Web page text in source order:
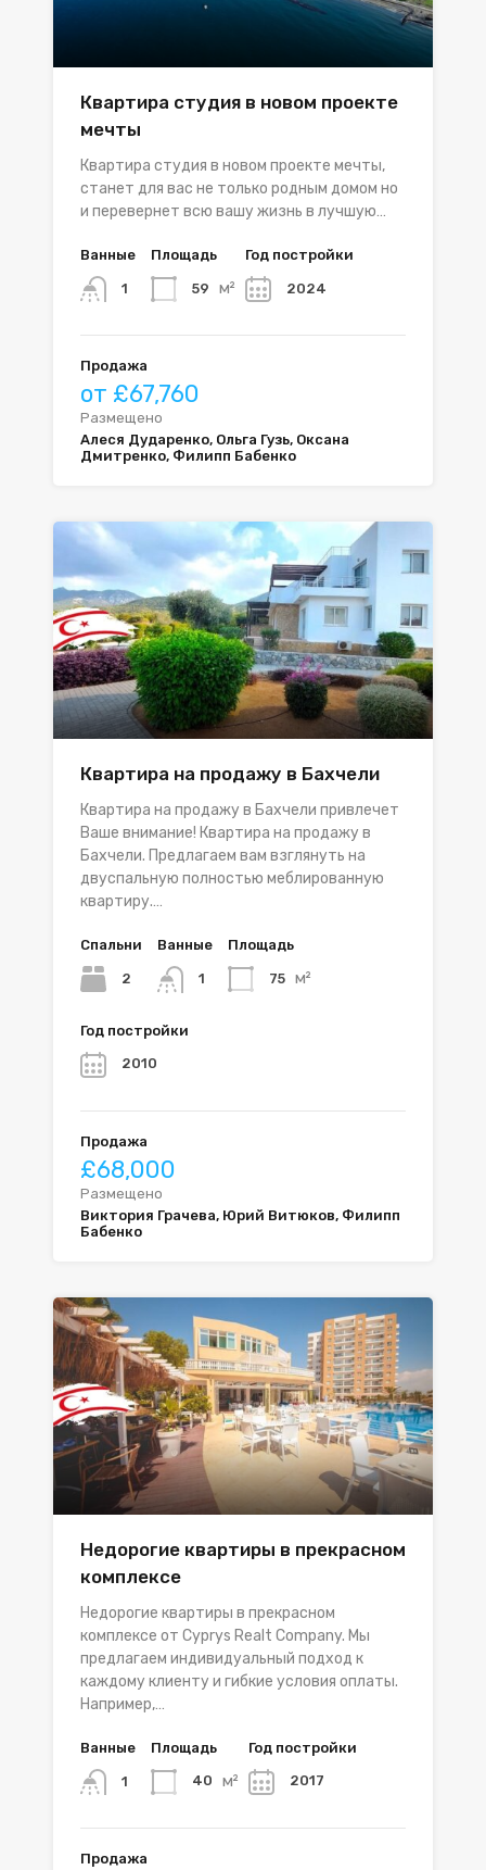
Квартира студия в новом проекте
мечты
Квартира студия в новом проекте мечты,
станет для вас не только родным домом но
и перевернет всю вашу жизнь в лучшую…
Ванные
1
Площадь
59 м²
Год постройки
2024
Продажа
от £67,760
Размещено
Алеся Дударенко, Ольга Гузь, Оксана
Дмитренко, Филипп Бабенко
Квартира на продажу в Бахчели
Квартира на продажу в Бахчели привлечет
Ваше внимание! Квартира на продажу в
Бахчели. Предлагаем вам взглянуть на
двуспальную полностью меблированную
квартиру.…
Спальни
2
Ванные
1
Площадь
75 м²
Год постройки
2010
Продажа
£68,000
Размещено
Виктория Грачева, Юрий Витюков, Филипп
Бабенко
Недорогие квартиры в прекрасном
комплексе
Недорогие квартиры в прекрасном
комплексе от Cyprys Realt Company. Мы
предлагаем индивидуальный подход к
каждому клиенту и гибкие условия оплаты.
Например,…
Ванные
1
Площадь
40 м²
Год постройки
2017
Продажа